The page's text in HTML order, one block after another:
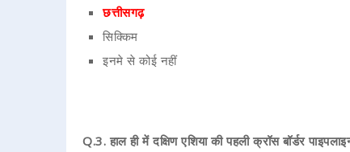
छत्तीसगढ़
सिक्किम
इनमे से कोई नहीं
Q.3. हाल ही में दक्षिण एशिया की पहली क्रॉस बॉर्डर